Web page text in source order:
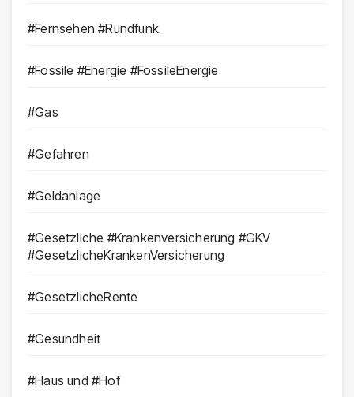
#Fernsehen #Rundfunk
#Fossile #Energie #FossileEnergie
#Gas
#Gefahren
#Geldanlage
#Gesetzliche #Krankenversicherung #GKV
#GesetzlicheKrankenVersicherung
#GesetzlicheRente
#Gesundheit
#Haus und #Hof